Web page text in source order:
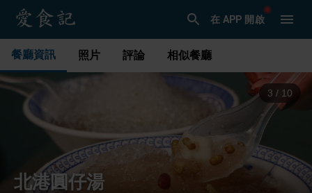
在 APP 開啟
餐廳資訊 照片 評論 相似餐廳
3 / 10
北港圓仔湯